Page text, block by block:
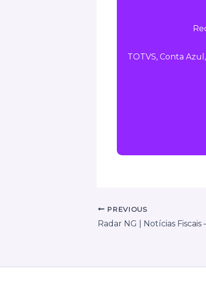
TOTVS, Conta
PREVIOUS
Radar NG | Notícias Fiscais